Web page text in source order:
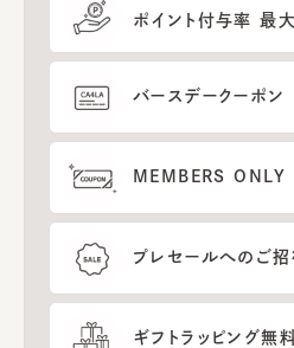
ポイント付与率 最大
バースデークーポン
MEMBERS ONLY
プレセールへのご招
ギフトラッピング無